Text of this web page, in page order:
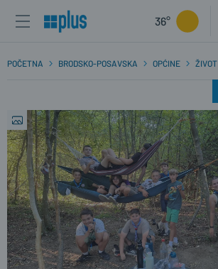
36°
POČETNA BRODSKO-POSAVSKA OPĆINE ŽIVOT